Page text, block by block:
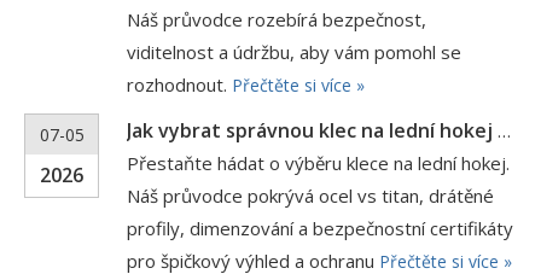
Náš průvodce rozebírá bezpečnost,
viditelnost a údržbu, aby vám pomohl se
rozhodnout. Přečtěte si více »
07-05
2026
Jak vybrat správnou klec na lední hokej pro různé úrovně dovedností?
Přestaňte hádat o výběru klece na lední hokej.
Náš průvodce pokrývá ocel vs titan, drátěné
profily, dimenzování a bezpečnostní certifikáty
pro špičkový výhled a ochranu Přečtěte si více »